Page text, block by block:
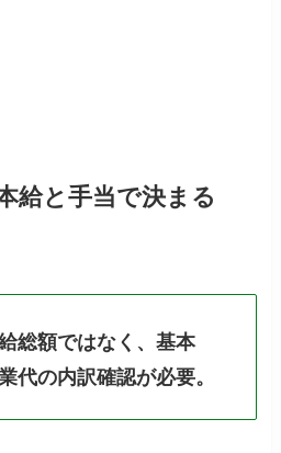
給と手当で決まる
総額ではなく、基本
代の内訳確認が必要。